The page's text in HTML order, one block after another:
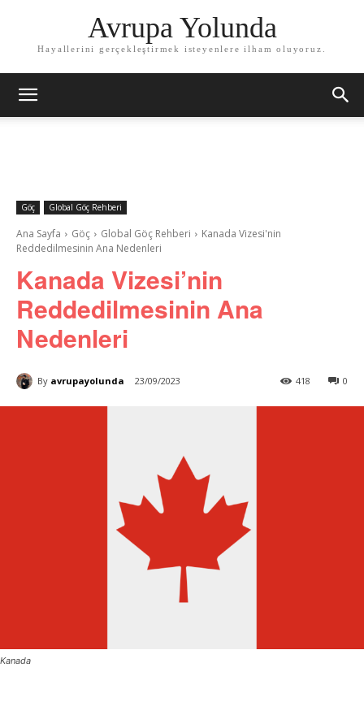
Avrupa Yolunda
Hayallerini gerçekleştirmek isteyenlere ilham oluyoruz.
Göç Global Göç Rehberi
Ana Sayfa Göç Global Göç Rehberi
Kanada Vizesi'nin
Reddedilmesinin Ana Nedenleri
Kanada Vizesi’nin
Reddedilmesinin Ana
Nedenleri
By avrupayolunda 23/09/2023 0
418
Kanada